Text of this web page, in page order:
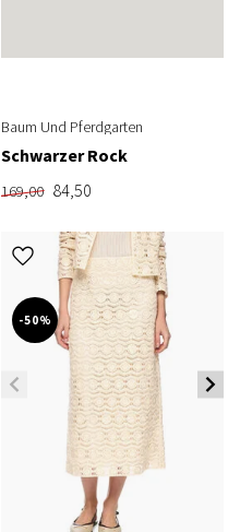
Baum Und Pferdgarten
Schwarzer Rock
169,00 84,50
-50%